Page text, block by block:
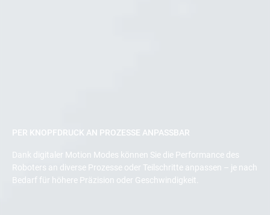
PER KNOPFDRUCK AN PROZESSE ANPASSBAR
Dank digitaler Motion Modes können Sie die Performance des
Roboters an diverse Prozesse oder Teilschritte anpassen – je nach
Bedarf für höhere Präzision oder Geschwindigkeit.